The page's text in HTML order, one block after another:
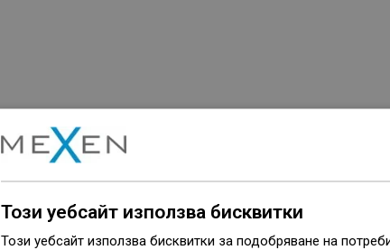
Размер
Този уебсайт използва бисквитки
Този уебсайт използва бисквитки за подобряване на